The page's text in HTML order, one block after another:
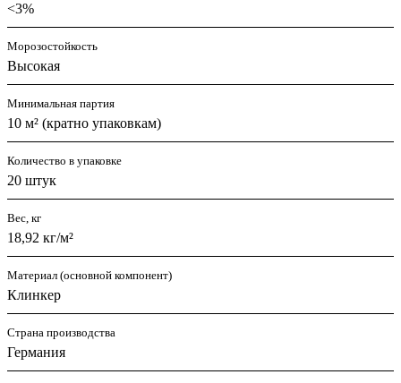
<3%
Морозостойкость
Высокая
Минимальная партия
10 м² (кратно упаковкам)
Количество в упаковке
20 штук
Вес, кг
18,92 кг/м²
Материал (основной компонент)
Клинкер
Страна производства
Германия